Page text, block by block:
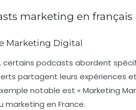
marketing en français
Marketing Digital
certains podcasts abordent
partagent leurs expériences
notable est « Marketing
marketing en France.